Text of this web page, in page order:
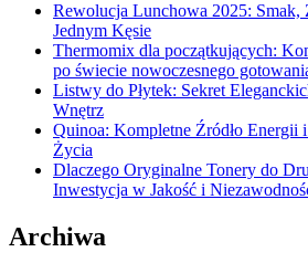
Rewolucja Lunchowa 2025:
Jednym Kęsie
Thermomix dla początkujących:
po świecie nowoczesnego
Listwy do Płytek: Sekret
Wnętrz
Quinoa: Kompletne Źródło Energii
Życia
Dlaczego Oryginalne Tonery do
Inwestycja w Jakość i
Archiwa